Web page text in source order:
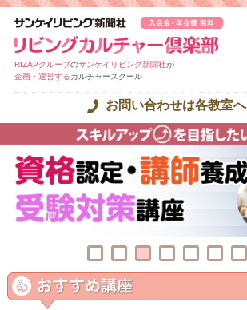
RIZAPグループのサンケイリビング新聞社が
企画・運営するカルチャースクール
お問い合わせは各教室へ